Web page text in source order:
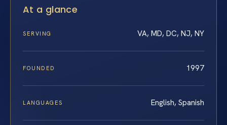
At a glance
SERVING VA, MD, DC, NJ, NY
FOUNDED 1997
LANGUAGES English, Spanish